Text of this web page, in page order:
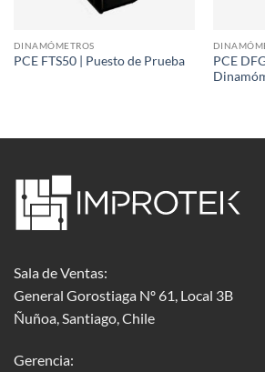
DINAMÓMETROS
PCE FTS50 | Puesto de Prueba
PCE
Sala de Ventas:
General Gorostiaga Nº 61, Local 3B
Ñuñoa, Santiago, Chile
Gerencia: